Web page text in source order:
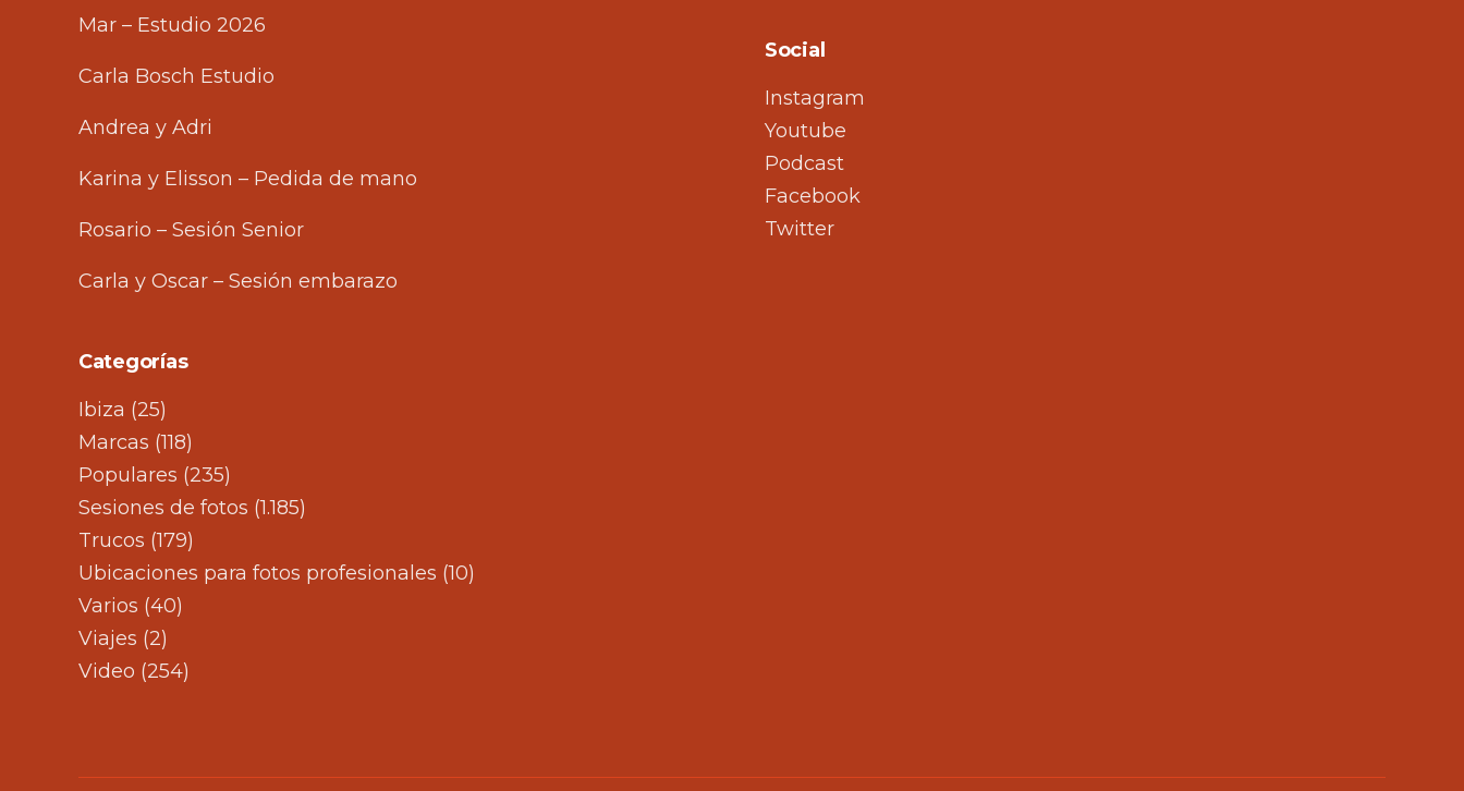
Mar – Estudio 2026
Carla Bosch Estudio
Andrea y Adri
Karina y Elisson – Pedida de mano
Rosario – Sesión Senior
Carla y Oscar – Sesión embarazo
Categorías
Ibiza (25)
Marcas (118)
Populares (235)
Sesiones de fotos (1.185)
Trucos (179)
Ubicaciones para fotos profesionales (10)
Varios (40)
Viajes (2)
Video (254)
Social
Instagram
Youtube
Podcast
Facebook
Twitter